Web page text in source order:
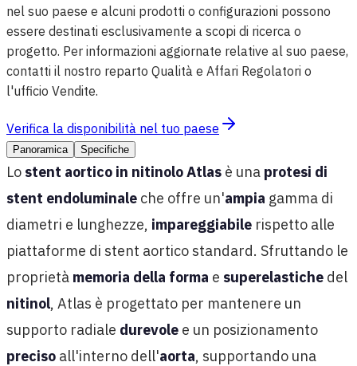
nel suo paese e alcuni prodotti o configurazioni possono
essere destinati esclusivamente a scopi di ricerca o
progetto. Per informazioni aggiornate relative al suo paese,
contatti il nostro reparto Qualità e Affari Regolatori o
l'ufficio Vendite.
Verifica la disponibilità nel tuo paese
Panoramica Specifiche
Lo stent aortico in nitinolo Atlas è una protesi di
stent endoluminale che offre un'ampia gamma di
diametri e lunghezze, impareggiabile rispetto alle
piattaforme di stent aortico standard. Sfruttando le
proprietà memoria della forma e superelastiche del
nitinol, Atlas è progettato per mantenere un
supporto radiale durevole e un posizionamento
preciso all'interno dell'aorta, supportando una